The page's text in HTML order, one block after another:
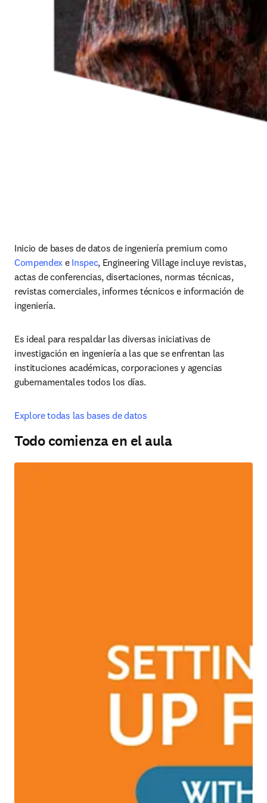
Compendex e Inspec, Engineering Village incluye revistas,
actas de conferencias, disertaciones, normas técnicas,
revistas comerciales, informes técnicos e información de
ingeniería.
Es ideal para respaldar las diversas iniciativas de
investigación en ingeniería a las que se enfrentan las
instituciones académicas, corporaciones y agencias
gubernamentales todos los días.
Explore todas las bases de datos
Todo comienza en el aula